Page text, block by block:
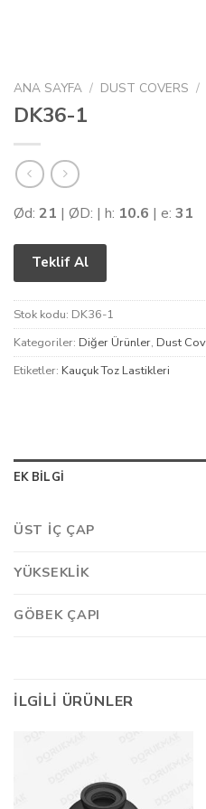
ANA SAYFA / DUST COVERS /
DK36-1
Ød: 21 | ØD: | h: 10.6 | e: 31
Teklif Al
Stok kodu: DK36-1
Kategoriler: Diğer Ürünler, Dust
Etiketler: Kauçuk Toz Lastikleri
EK BILGI
ÜST İÇ ÇAP
YÜKSEKLIK
GÖBEK ÇAPI
İLGILI ÜRÜNLER